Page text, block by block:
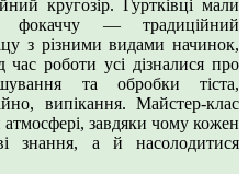
кругозір. Гуртківці мали
фокаччу — традиційний
з різними видами начинок,
роботи усі дізналися про
та обробки тіста,
випікання. Майстер-клас
завдяки чому кожен
знання, а й насолодитися